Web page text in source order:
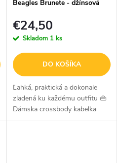
Beagles Brunete - džínsová
€24,50
Skladom 1 ks
DO KOŠÍKA
Ľahká, praktická a dokonale
zladená ku každému outfitu 👜
Dámska crossbody kabelka
Beagles Brunete v džínsovo